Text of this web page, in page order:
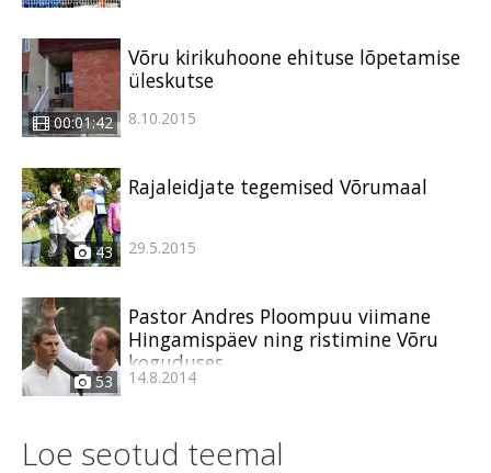
00:01:42
Võru kirikuhoone ehituse lõpetamise
üleskutse
8.10.2015
43
Rajaleidjate tegemised Võrumaal
29.5.2015
53
Pastor Andres Ploompuu viimane
Hingamispäev ning ristimine Võru
koguduses
14.8.2014
Loe seotud teemal